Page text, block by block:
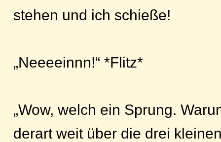
stehen und ich schieße!
„Neeeeinnn!“ *Flitz*
„Wow, welch ein Sprung.
derart weit über die drei